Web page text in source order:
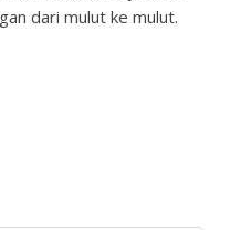
dari mulut ke mulut.